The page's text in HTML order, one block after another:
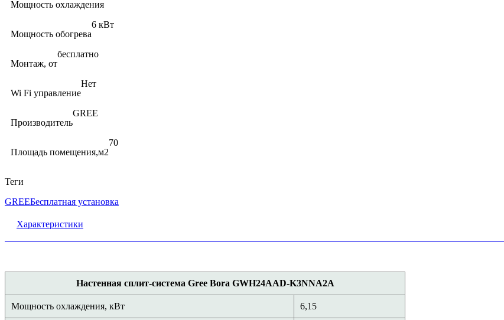
Мощность охлаждения
Мощность обогрева
6 кВт
Монтаж, от
бесплатно
Wi Fi управление
Нет
Производитель
GREE
Площадь помещения,м2
70
Теги
GREEБесплатная установка
Характеристики
Настенная сплит-система Gree Bora GWH24AAD-K3NNA2A
Мощность охлаждения, кВт 6,15